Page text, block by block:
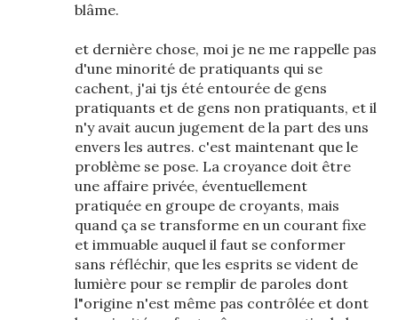
blâme.
et dernière chose, moi je ne me rappelle pas
d'une minorité de pratiquants qui se
cachent, j'ai tjs été entourée de gens
pratiquants et de gens non pratiquants, et il
n'y avait aucun jugement de la part des uns
envers les autres. c'est maintenant que le
problème se pose. La croyance doit être
une affaire privée, éventuellement
pratiquée en groupe de croyants, mais
quand ça se transforme en un courant fixe
et immuable auquel il faut se conformer
sans réfléchir, que les esprits se vident de
lumière pour se remplir de paroles dont
l"origine n'est même pas contrôlée et dont